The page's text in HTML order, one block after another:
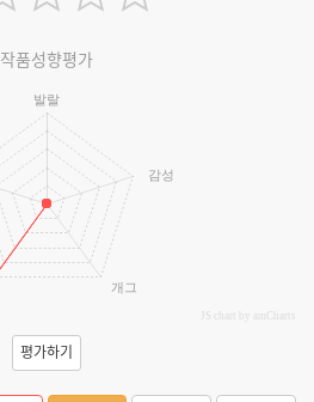
작품성향평가
발랄
감성
개그
JS chart by amCharts
평가하기